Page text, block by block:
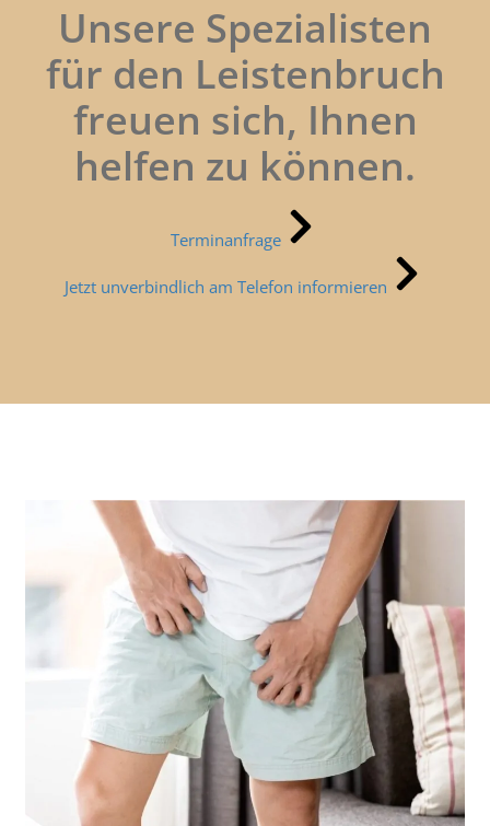
Unsere Spezialisten
für den Leistenbruch
freuen sich, Ihnen
helfen zu können.
Terminanfrage
Jetzt unverbindlich am Telefon informieren